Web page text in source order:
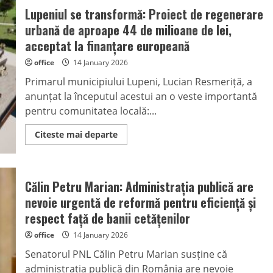
Lupeniul se transformă: Proiect de regenerare
urbană de aproape 44 de milioane de lei,
acceptat la finanțare europeană
office 14 January 2026
Primarul municipiului Lupeni, Lucian Resmeriță, a
anunțat la începutul acestui an o veste importantă
pentru comunitatea locală:...
Citeste mai departeRead
more
Proiect
de
regenerare
urbană
de
aproape
44
milioane
de
lei,
Călin Petru Marian: Administrația publică are
nevoie urgentă de reformă pentru eficiență și
respect față de banii cetățenilor
office 14 January 2026
Senatorul PNL Călin Petru Marian susține că
administrația publică din România are nevoie